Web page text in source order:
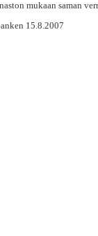
mukaan saman
15.8.2007